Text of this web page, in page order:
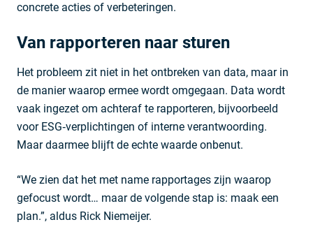
concrete acties of verbeteringen.
Van rapporteren naar sturen
Het probleem zit niet in het ontbreken van data, maar in
de manier waarop ermee wordt omgegaan. Data wordt
vaak ingezet om achteraf te rapporteren, bijvoorbeeld
voor ESG‑verplichtingen of interne verantwoording.
Maar daarmee blijft de echte waarde onbenut.
“We zien dat het met name rapportages zijn waarop
gefocust wordt… maar de volgende stap is: maak een
plan.”, aldus Rick Niemeijer.